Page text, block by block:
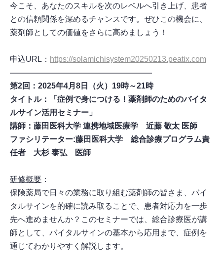
今こそ、あなたのスキルを次のレベルへ引き上げ、患者
との信頼関係を深めるチャンスです。ぜひこの機会に、
薬剤師としての価値をさらに高めましょう！
申込URL： https://solamichisystem20250213.peatix.com
――――――――――――――――――
第2回：2025年4月8日（火）19時～21時
タイトル：「症例で身につける！薬剤師のためのバイタ
ルサイン活用セミナー」
講師：藤田医科大学 連携地域医療学 近藤 敬太 医師
ファシリテーター:藤田医科大学 総合診療プログラム責
任者 大杉 泰弘 医師
研修概要 ：
保険薬局で日々の業務に取り組む薬剤師の皆さま、バイ
タルサインを的確に読み取ることで、患者対応力を一歩
先へ進めませんか？このセミナーでは、総合診療医が講
師として、バイタルサインの基本から応用まで、症例を
通じてわかりやすく解説します。